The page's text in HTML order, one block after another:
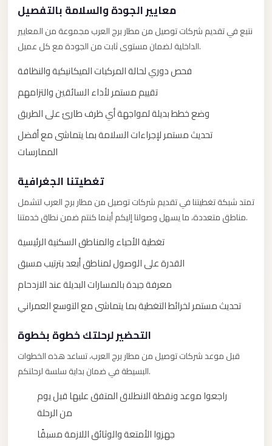
معايير الجودة والسلامة بالتفصيل
نتبع في تقديم شركات توصيل من مطار برج العرب مجموعة من المعايير
الداخلية لضمان مستوى ثابت من الجودة مع كل عميل.
فحص دوري لحالة المركبات الميكانيكية والنظافة
تقييم مستمر لأداء السائقين والتزامهم
وضع خطط بديلة لمواجهة أي ظرف طارئ على الطريق
تحديث مستمر لإجراءات السلامة بما يتماشى مع أفضل
الممارسات
تغطيتنا الجغرافية
تمتد شبكة تغطيتنا في تقديم شركات توصيل من مطار برج العرب لتشمل
مناطق متعددة، ما يسهل وصولنا إليكم أينما كنتم ضمن نطاق خدمتنا.
تغطية الأحياء والمناطق السكنية الرئيسية
القدرة على الوصول لمناطق أبعد بترتيب مسبق
معرفة جيدة بالمسارات البديلة عند الازدحام
تحديث مستمر لخرائط التغطية بما يتماشى مع التوسع العمراني
التحضير لرحلتك خطوة بخطوة
قبل موعد شركات توصيل من مطار برج العرب، تساعد هذه الخطوات
البسيطة في ضمان بداية سلسة لرحلتكم.
راجعوا موعد ونقطة الانطلاق المتفق عليها قبل يوم
من الرحلة
جهزوا الأمتعة والوثائق اللازمة مسبقًا
Private
with
Limousine
Service
Alexandria
Cairo
Said
Limousine
Service
Port
Said
Limousine
October
Transfer
Cairo
Airport